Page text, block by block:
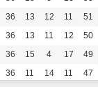
36 13 12 11
51
36 13 11 12
50
36 15 4 17
49
36 11 14 11
47